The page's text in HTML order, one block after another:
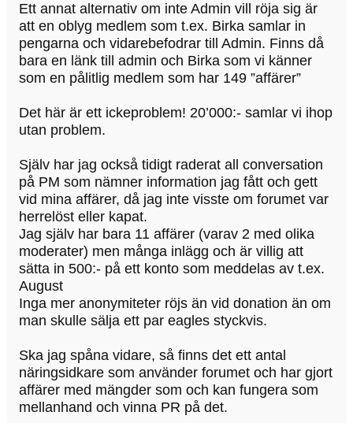
Ett annat alternativ om inte Admin vill röja sig är
att en oblyg medlem som t.ex. Birka samlar in
pengarna och vidarebefodrar till Admin. Finns då
bara en länk till admin och Birka som vi känner
som en pålitlig medlem som har 149 ”affärer”
Det här är ett ickeproblem! 20’000:- samlar vi ihop
utan problem.
Själv har jag också tidigt raderat all conversation
på PM som nämner information jag fått och gett
vid mina affärer, då jag inte visste om forumet var
herrelöst eller kapat.
Jag själv har bara 11 affärer (varav 2 med olika
moderater) men många inlägg och är villig att
sätta in 500:- på ett konto som meddelas av t.ex.
August
Inga mer anonymiteter röjs än vid donation än om
man skulle sälja ett par eagles styckvis.
Ska jag spåna vidare, så finns det ett antal
näringsidkare som använder forumet och har gjort
affärer med mängder som och kan fungera som
mellanhand och vinna PR på det.